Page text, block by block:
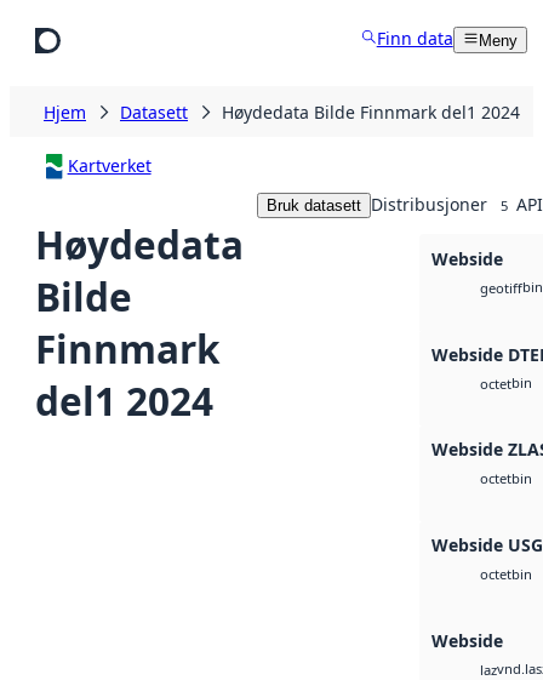
Finn data Meny
Hjem Datasett Høydedata Bilde Finnmark del1 2024
Kartverket
Høydedata
Bilde
Finnmark
del1 2024
Bruk datasett Distribusjoner 5
Webside
geotiffbin
Webside
octetbin
Webside
octetbin
Webside
octetbin
Webside
laz